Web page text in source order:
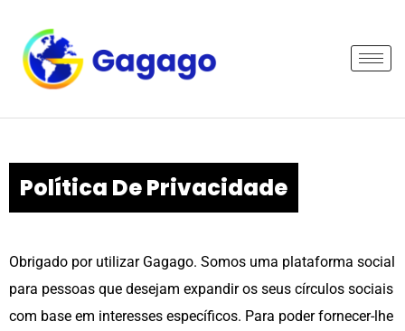
content
Política De Privacidade
Obrigado por utilizar Gagago. Somos uma plataforma social
para pessoas que desejam expandir os seus círculos sociais
com base em interesses específicos. Para poder fornecer-lhe